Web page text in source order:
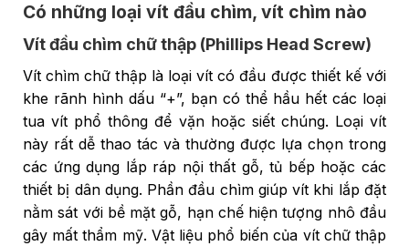
Có những loại vít đầu chìm, vít chìm nào
Vít đầu chìm chữ thập (Phillips Head Screw)
Vít chìm chữ thập là loại vít có đầu được thiết kế với
khe rãnh hình dấu “+”, bạn có thể hầu hết các loại
tua vít phổ thông để vặn hoặc siết chúng. Loại vít
này rất dễ thao tác và thường được lựa chọn trong
các ứng dụng lắp ráp nội thất gỗ, tủ bếp hoặc các
thiết bị dân dụng. Phần đầu chìm giúp vít khi lắp đặt
nằm sát với bề mặt gỗ, hạn chế hiện tượng nhô đầu
gây mất thẩm mỹ. Vật liệu phổ biến của vít chữ thập